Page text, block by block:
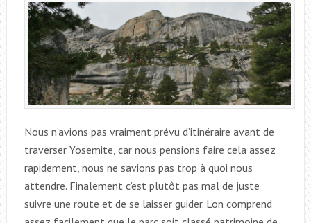
Nous n’avions pas vraiment prévu d’itinéraire avant de
traverser Yosemite, car nous pensions faire cela assez
rapidement, nous ne savions pas trop à quoi nous
attendre. Finalement c’est plutôt pas mal de juste
suivre une route et de se laisser guider. L’on comprend